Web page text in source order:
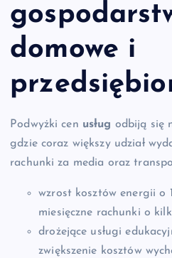
domowe i
Podwyżki cen usług odbiją się
gdzie coraz większy udział
rachunki za media oraz
wzrost kosztów energii o
miesięczne rachunki o
drożejące usługi
zwiększenie kosztów